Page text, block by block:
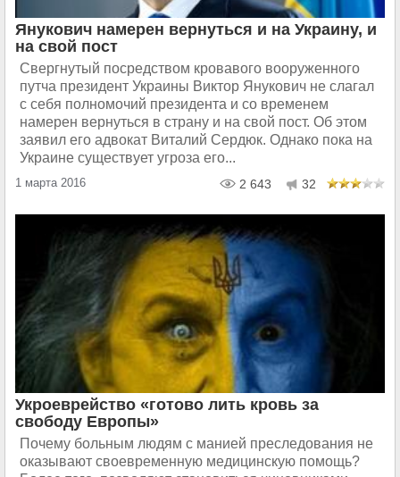
Янукович намерен вернуться и на Украину, и
на свой пост
Свергнутый посредством кровавого вооруженного
путча президент Украины Виктор Янукович не слагал
с себя полномочий президента и со временем
намерен вернуться в страну и на свой пост. Об этом
заявил его адвокат Виталий Сердюк. Однако пока на
Украине существует угроза его...
1 марта 2016 2 643 32
Укроеврейство «готово лить кровь за
свободу Европы»
Почему больным людям с манией преследования не
оказывают своевременную медицинскую помощь?